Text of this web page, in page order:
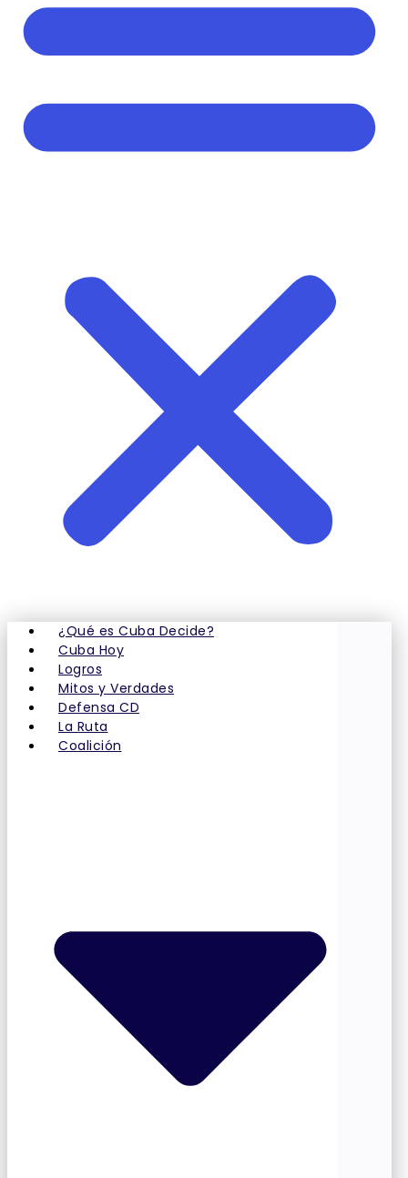
¿Qué es Cuba Decide?
Cuba Hoy
Logros
Mitos y Verdades
Defensa CD
La Ruta
Coalición